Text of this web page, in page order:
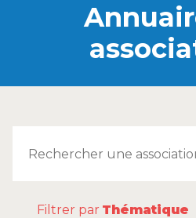
Filtrer par